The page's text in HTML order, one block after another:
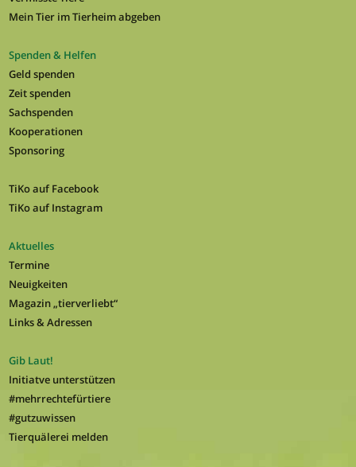
Mein Tier im Tierheim abgeben
Spenden & Helfen
Geld spenden
Zeit spenden
Sachspenden
Kooperationen
Sponsoring
TiKo auf Facebook
TiKo auf Instagram
Aktuelles
Termine
Neuigkeiten
Magazin „tierverliebt“
Links & Adressen
Gib Laut!
Initiatve unterstützen
#mehrrechtefürtiere
#gutzuwissen
Tierquälerei melden